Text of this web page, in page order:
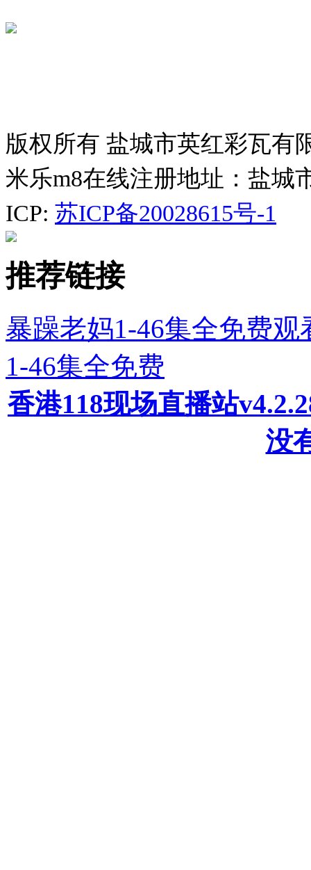
版权所有 盐城市英红彩瓦有
米乐m8在线注册地址：盐城
ICP: 苏ICP备20028615号-1
推荐链接
暴躁老妈1-46集全免费
1-46集全免费
香港118现场直播站
没